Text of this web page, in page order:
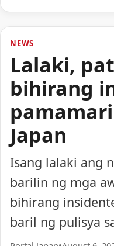
NEWS
Lalaki,
bihirang
Japan
Isang lalaki ang
barilin ng mga
bihirang
baril ng pulisya